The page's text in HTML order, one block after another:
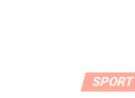
SPORT